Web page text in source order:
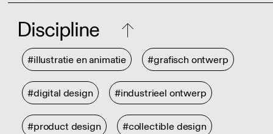
Discipline
#illustratie en animatie #grafisch ontwerp
#digital design #industrieel ontwerp
#product design #collectible design